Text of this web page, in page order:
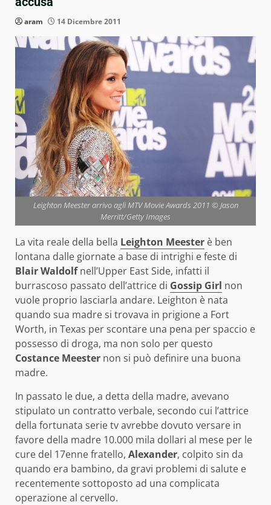
aram 14 Dicembre 2011
Leighton Meester arrivo agli MTV Movie Awards 2011 © Jason
Merritt/Getty Images
La vita reale della bella Leighton Meester è ben
lontana dalle giornate a base di intrighi e feste di
Blair Waldolfnell’Upper East Side, infatti il
burrascoso passato dell’attrice di Gossip Girl non
vuole proprio lasciarla andare. Leighton è nata
quando sua madre si trovava in prigione a Fort
Worth, in Texas per scontare una pena per spaccio e
possesso di droga, ma non solo per questo
Costance Meester non si può definire una buona
madre.
In passato le due, a detta della madre, avevano
stipulato un contratto verbale, secondo cui l’attrice
della fortunata serie tv avrebbe dovuto versare in
favore della madre 10.000 mila dollari al mese per le
cure del 17enne fratello, Alexander, colpito sin da
quando era bambino, da gravi problemi di salute e
recentemente sottoposto ad una complicata
operazione al cervello.